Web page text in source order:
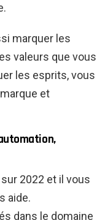
marquer les
valeurs que vous
les esprits, vous
et
2022 et il vous
aide.
dans le domaine